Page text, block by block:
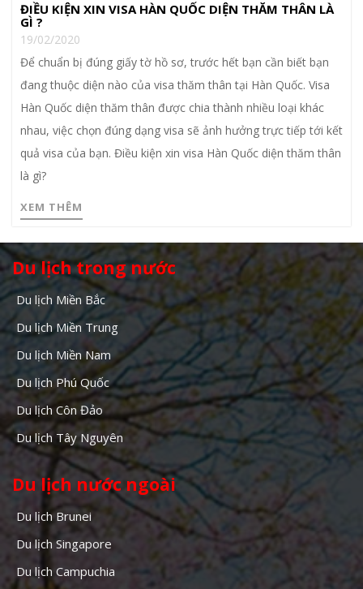
ĐIỀU KIỆN XIN VISA HÀN QUỐC DIỆN THĂM THÂN LÀ
GÌ ?
19/02/2020
Để chuẩn bị đúng giấy tờ hồ sơ, trước hết bạn cần biết bạn
đang thuộc diện nào của visa thăm thân tại Hàn Quốc. Visa
Hàn Quốc diện thăm thân được chia thành nhiều loại khác
nhau, việc chọn đúng dạng visa sẽ ảnh hưởng trực tiếp tới kết
quả visa của bạn. Điều kiện xin visa Hàn Quốc diện thăm thân
là gì?
XEM THÊM
Du lịch trong nước
Du lịch Miền Bắc
Du lịch Miền Trung
Du lịch Miền Nam
Du lịch Phú Quốc
Du lịch Côn Đảo
Du lịch Tây Nguyên
Du lịch nước ngoài
Du lịch Brunei
Du lịch Singapore
Du lịch Campuchia